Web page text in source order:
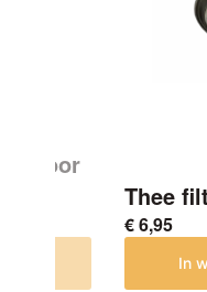
– Voor
Thee
€6,95
In